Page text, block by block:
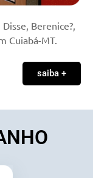
Berenice?,
Cuiabá-MT.
saiba +